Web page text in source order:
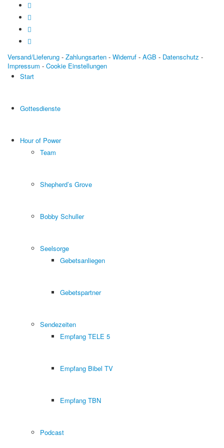
Versand/Lieferung - Zahlungsarten - Widerruf - AGB - Datenschutz -
Impressum - Cookie Einstellungen
Start
Gottesdienste
Hour of Power
Team
Shepherd’s Grove
Bobby Schuller
Seelsorge
Gebetsanliegen
Gebetspartner
Sendezeiten
Empfang TELE 5
Empfang Bibel TV
Empfang TBN
Podcast